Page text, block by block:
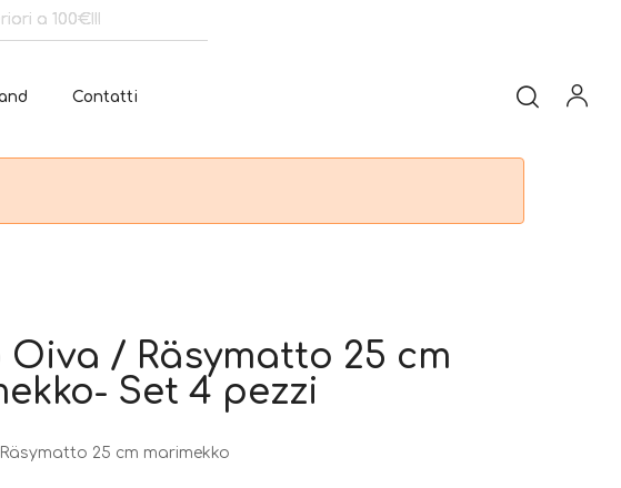
a 100€!!!
Contatti
Oiva / Räsymatto 25 cm
Set 4 pezzi
25 cm marimekko